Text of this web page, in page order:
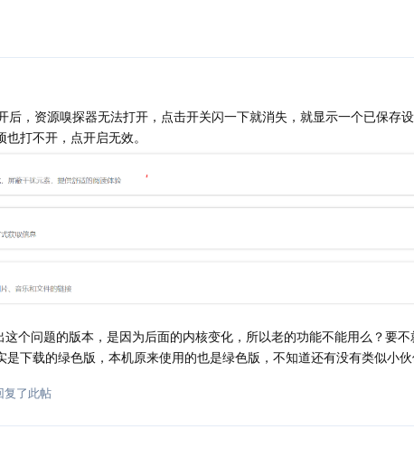
后，资源嗅探器无法打开，点击开关闪一下就消失，就显示一个已保存
打不开，点开启无效。
个问题的版本，是因为后面的内核变化，所以老的功能不能用么？要
下载的绿色版，本机原来使用的也是绿色版，不知道还有没有类似小
复了此帖